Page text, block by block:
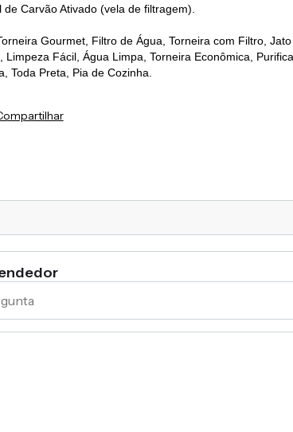
de Carvão Ativado (vela de filtragem).
Gourmet, Filtro de Água, Torneira com Filtro,
Limpeza Fácil, Água Limpa, Torneira Econômica,
Toda Preta, Pia de Cozinha.